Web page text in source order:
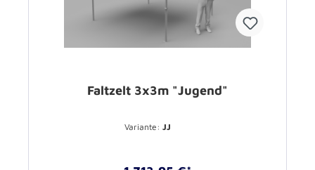
Faltzelt 3x3m "Jugend"
Variante: JJ